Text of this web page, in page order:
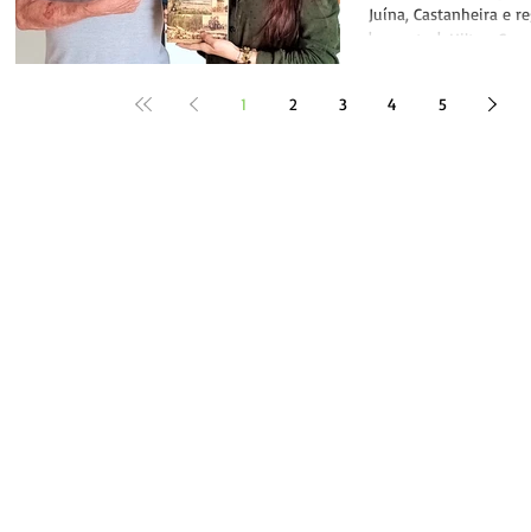
Juína, Castanheira e
'encontro', Hilton
1
2 3 4 5